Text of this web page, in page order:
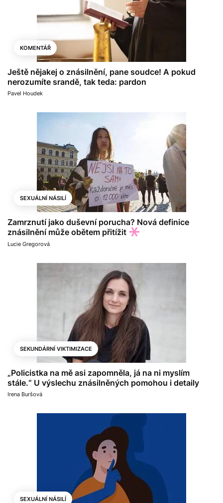
KOMENTÁŘ
Ještě nějakej o znásilnění, pane soudce! A pokud
nerozumíte srandě, tak teda: pardon
Pavel Houdek
SEXUÁLNÍ NÁSILÍ
Zamrznutí jako duševní porucha? Nová definice
znásilnění může obětem přitížit
Lucie Gregorová
SEKUNDÁRNÍ VIKTIMIZACE
„Policistka na mě asi zapomněla, já na ni myslím
stále.“ U výslechu znásilněných pomohou i detaily
Irena Buršová
SEXUÁLNÍ NÁSILÍ